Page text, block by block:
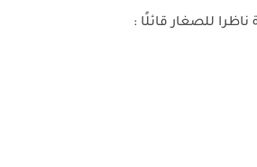
للصغار قائلًا :